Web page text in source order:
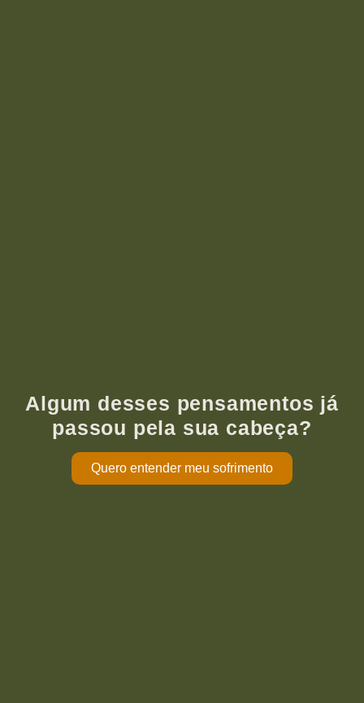
Algum desses pensamentos já
passou pela sua cabeça?
Quero entender meu sofrimento